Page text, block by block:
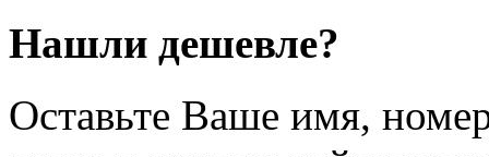
Нашли дешевле?
Оставьте Ваше имя,